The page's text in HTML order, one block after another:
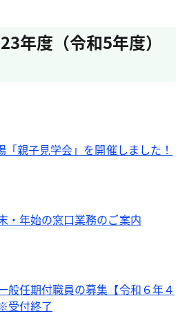
年度（令和5年度）
親子見学会」を開催しました！
・年始の窓口業務のご案内
般任期付職員の募集【令和６年４
付終了